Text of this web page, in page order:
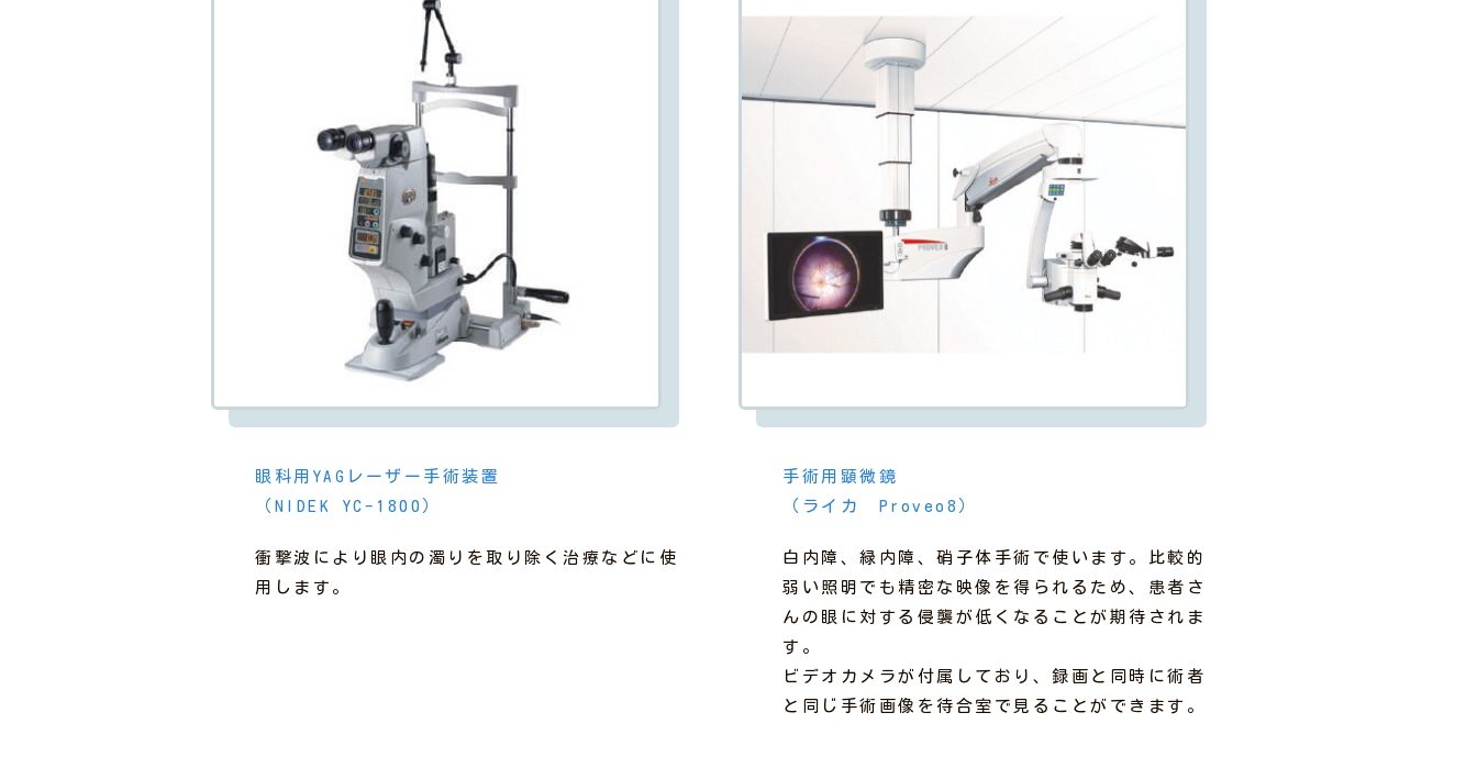
眼科用YAGレーザー手術装置
（NIDEK YC-1800）
衝撃波により眼内の濁りを取り除く治療などに使
用します。
手術用顕微鏡
（ライカ Proveo8）
白内障、緑内障、硝子体手術で使います。比較的
弱い照明でも精密な映像を得られるため、患者さ
んの眼に対する侵襲が低くなることが期待されま
す。
ビデオカメラが付属しており、録画と同時に術者
と同じ手術画像を待合室で見ることができます。